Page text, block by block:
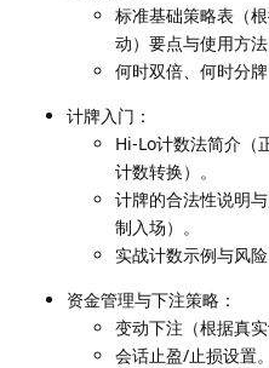
标准基础策略表（
动）要点与使用方
何时双倍、何时分
计牌入门：
Hi-Lo计数法简介（
计数转换）。
计牌的合法性说明
制入场）。
实战计数示例与风
资金管理与下注策略：
变动下注（根据真
会话止盈/止损设置。